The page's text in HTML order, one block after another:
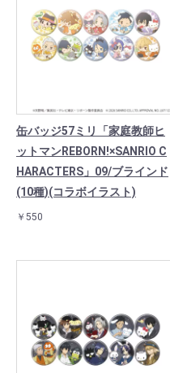
缶バッジ57ミリ「家庭教師ヒ
ットマンREBORN!×SANRIO C
HARACTERS」09/ブラインド
(10種)(コラボイラスト)
￥550